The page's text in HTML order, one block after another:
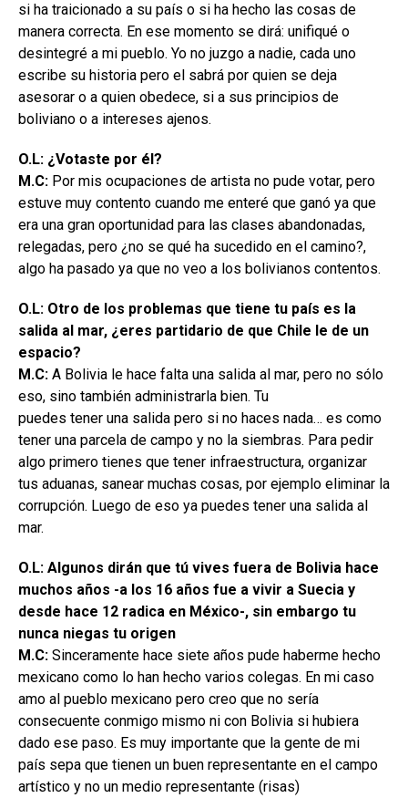
si ha traicionado a su país o si ha hecho las cosas de
manera correcta. En ese momento se dirá: unifiqué o
desintegré a mi pueblo. Yo no juzgo a nadie, cada uno
escribe su historia pero el sabrá por quien se deja
asesorar o a quien obedece, si a sus principios de
boliviano o a intereses ajenos.
O.L: ¿Votaste por él?
M.C: Por mis ocupaciones de artista no pude votar, pero
estuve muy contento cuando me enteré que ganó ya que
era una gran oportunidad para las clases abandonadas,
relegadas, pero ¿no se qué ha sucedido en el camino?,
algo ha pasado ya que no veo a los bolivianos contentos.
O.L: Otro de los problemas que tiene tu país es la
salida al mar, ¿eres partidario de que Chile le de un
espacio?
M.C: A Bolivia le hace falta una salida al mar, pero no sólo
eso, sino también administrarla bien. Tu
puedes tener una salida pero si no haces nada… es como
tener una parcela de campo y no la siembras. Para pedir
algo primero tienes que tener infraestructura, organizar
tus aduanas, sanear muchas cosas, por ejemplo eliminar la
corrupción. Luego de eso ya puedes tener una salida al
mar.
O.L: Algunos dirán que tú vives fuera de Bolivia hace
muchos años -a los 16 años fue a vivir a Suecia y
desde hace 12 radica en México-, sin embargo tu
nunca niegas tu origen
M.C: Sinceramente hace siete años pude haberme hecho
mexicano como lo han hecho varios colegas. En mi caso
amo al pueblo mexicano pero creo que no sería
consecuente conmigo mismo ni con Bolivia si hubiera
dado ese paso. Es muy importante que la gente de mi
país sepa que tienen un buen representante en el campo
artístico y no un medio representante (risas)